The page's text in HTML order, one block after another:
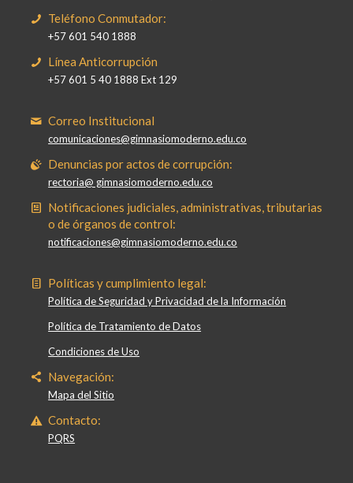
Teléfono Conmutador:
+57 601 540 1888
Línea Anticorrupción
+57 601 5 40 1888 Ext 129
Correo Institucional
comunicaciones@gimnasiomoderno.edu.co
Denuncias por actos de corrupción:
rectoria@ gimnasiomoderno.edu.co
Notificaciones judiciales, administrativas, tributarias
o de órganos de control:
notificaciones@gimnasiomoderno.edu.co
Políticas y cumplimiento legal:
Política de Seguridad y Privacidad de la Información
Política de Tratamiento de Datos
Condiciones de Uso
Navegación:
Mapa del Sitio
Contacto:
PQRS